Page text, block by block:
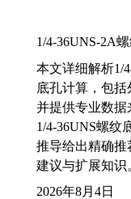
1/4-36UNS-2A
本文详细解析1/
底孔计算，包括
并提供专业数据
1/4-36UNS螺纹
推导给出精确推
建议与扩展知识
2026年8月4日